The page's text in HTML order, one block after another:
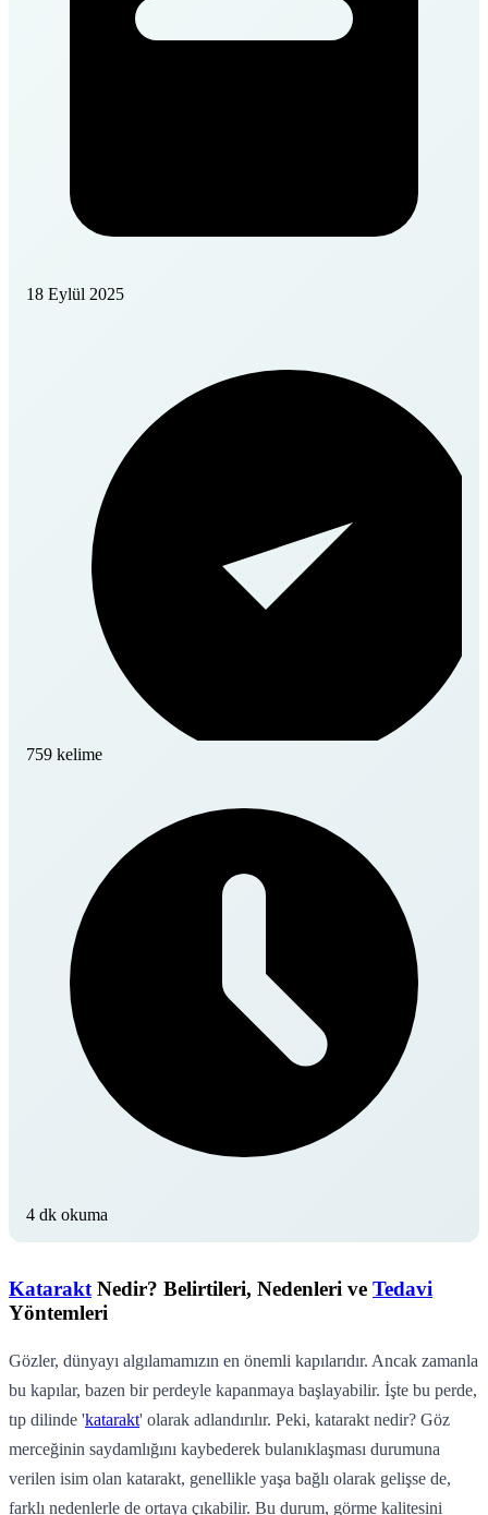
18 Eylül 2025
759 kelime
4 dk okuma
Katarakt Nedir? Belirtileri, Nedenleri ve Tedavi
Yöntemleri
Gözler, dünyayı algılamamızın en önemli kapılarıdır. Ancak zamanla
bu kapılar, bazen bir perdeyle kapanmaya başlayabilir. İşte bu perde,
tıp dilinde 'katarakt' olarak adlandırılır. Peki, katarakt nedir? Göz
merceğinin saydamlığını kaybederek bulanıklaşması durumuna
verilen isim olan katarakt, genellikle yaşa bağlı olarak gelişse de,
farklı nedenlerle de ortaya çıkabilir. Bu durum, görme kalitesini